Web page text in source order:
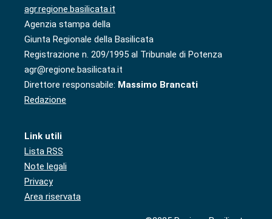
agr.regione.basilicata.it
Agenzia stampa della
Giunta Regionale della Basilicata
Registrazione n. 209/1995 al Tribunale di Potenza
agr@regione.basilicata.it
Direttore responsabile: Massimo Brancati
Redazione
Link utili
Lista RSS
Note legali
Privacy
Area riservata